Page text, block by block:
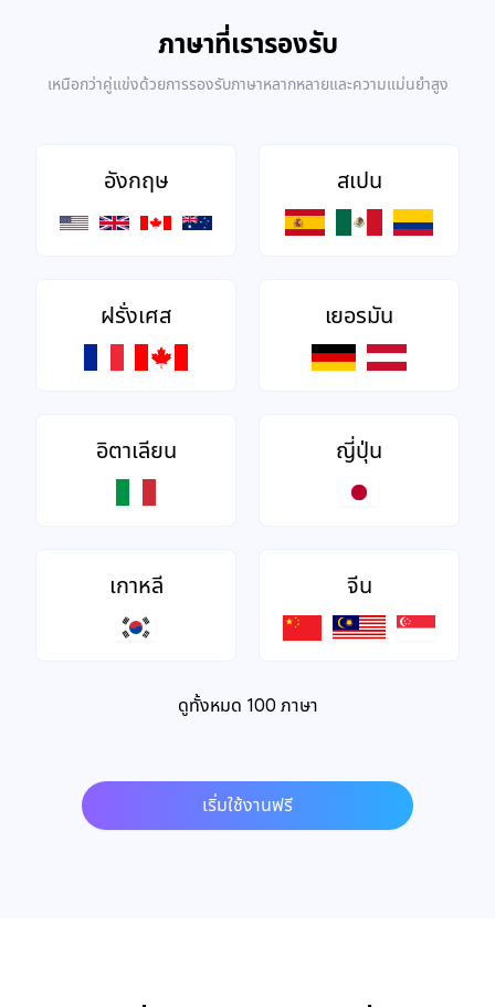
ภาษาที่เรารองรับ
เหนือกว่าคู่แข่งด้วยการรองรับภาษาหลากหลายและความแม่นยำสูง
อังกฤษ สเปน
ฝรั่งเศส เยอรมัน
อิตาเลียน ญี่ปุ่น
เกาหลี จีน
ดูทั้งหมด 100 ภาษา
เริ่มใช้งานฟรี